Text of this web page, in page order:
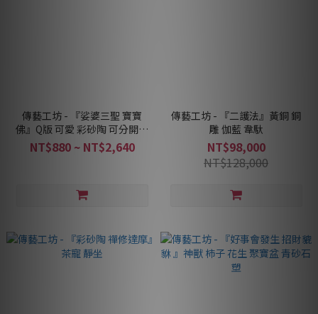
傳藝工坊 - 『娑婆三聖 寶寶
佛』Q版 可愛 彩砂陶 可分開收
藏
NT$880 ~ NT$2,640
傳藝工坊 - 『二護法』黃銅 銅
雕 伽藍 韋馱
NT$98,000
NT$128,000